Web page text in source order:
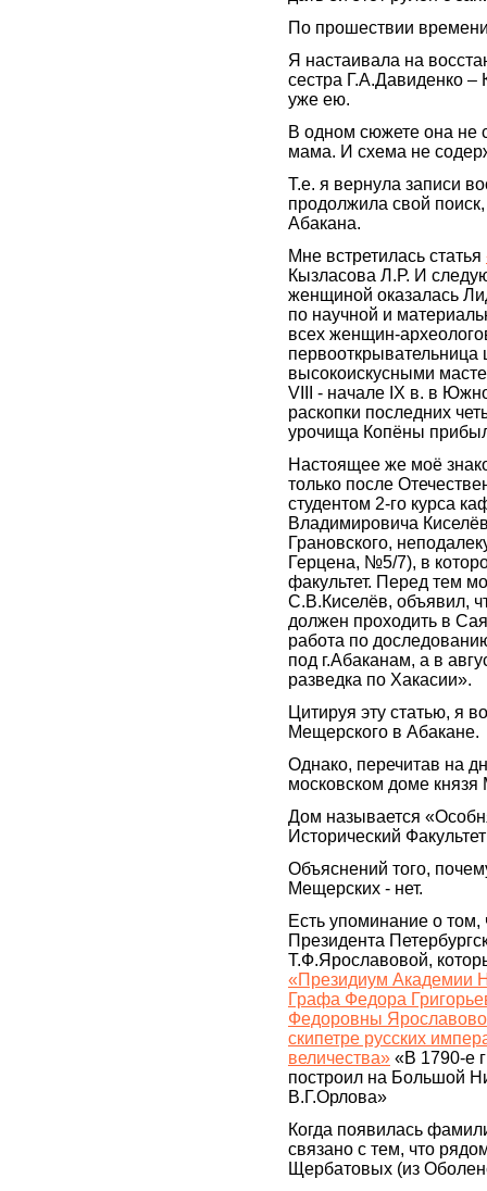
По прошествии
Я настаивала на
сестра Г.А.Давиденко
уже ею.
В одном сюжете она не
мама. И схема не
Т.е. я вернула записи
продолжила свой
Абакана.
Мне встретилась статья
Кызласова Л.Р. И
женщиной оказалась
по научной и
всех женщин-
первооткрывательница
высокоискусными
VIII - начале IX в. в
раскопки последних
урочища Копёны
Настоящее же моё
только после
студентом 2-го курса
Владимировича
Грановского,
Герцена, №5/7), в
факультет. Перед тем
С.В.Киселёв, объявил,
должен проходить в
работа по
под г.Абаканам, а в
разведка по Хакасии».
Цитируя эту статью, я
Мещерского в Абакане.
Однако, перечитав на
московском доме князя
Дом называется
Исторический
Объяснений того,
Мещерских - нет.
Есть упоминание о
Президента
Т.Ф.Ярославовой,
«Президиум Академии
Графа Федора
Федоровны
скипетре русских
величества» «В 1790-е
построил на Большой
В.Г.Орлова»
Когда появилась
связано с тем, что
Щербатовых (из